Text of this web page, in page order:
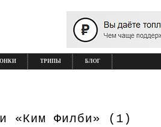
ТРИПЫ БЛОГ
«Ким Филби» (1)